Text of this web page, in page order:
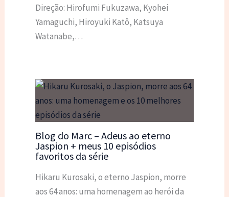
Direção: Hirofumi Fukuzawa, Kyohei
Yamaguchi, Hiroyuki Katô, Katsuya
Watanabe,…
Blog do Marc – Adeus ao eterno
Jaspion + meus 10 episódios
favoritos da série
Hikaru Kurosaki, o eterno Jaspion, morre
aos 64 anos: uma homenagem ao herói da